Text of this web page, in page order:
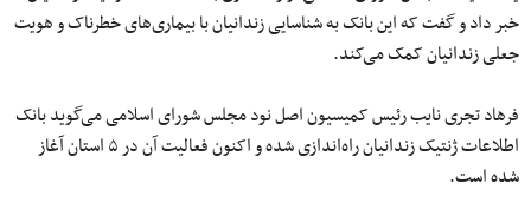
خبر داد و گفت که این بانک به شناسایی زندانیان با بیماری‌های خطرناک و هویت
جعلی زندانیان کمک می‌کند.
فرهاد تجری نایب رئیس کمیسیون اصل نود مجلس شورای اسلامی می‌گوید بانک
اطلاعات ژنتیک زندانیان راه‌اندازی شده و اکنون فعالیت آن در ۵ استان آغاز
شده است.